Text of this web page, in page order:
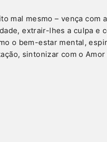
mal mesmo – vença
extrair-lhes a culpa e
o bem-estar mental,
sintonizar com o